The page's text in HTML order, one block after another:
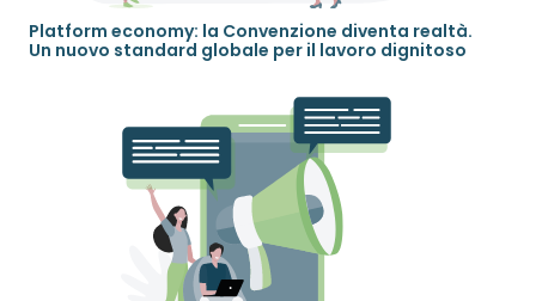
Platform economy: la Convenzione diventa realtà.
Un nuovo standard globale per il lavoro dignitoso